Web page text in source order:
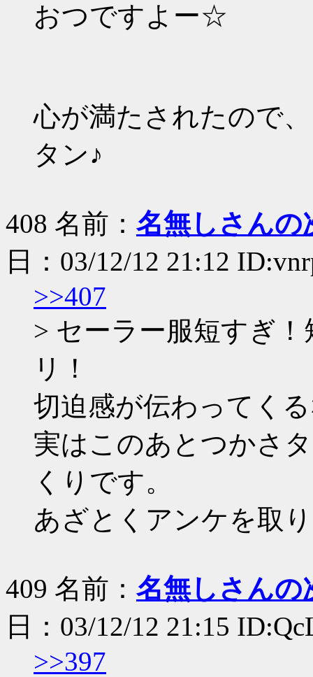
おつですよー☆
心が満たされたので
タン♪
408 名前： 名無しさんの
日：03/12/12 21:12
>>407
> セーラー服短すぎ
リ！
切迫感が伝わってく
実はこのあとつかさ
くりです。
あざとくアンケを取
409 名前： 名無しさんの
日：03/12/12 21:15
>>397